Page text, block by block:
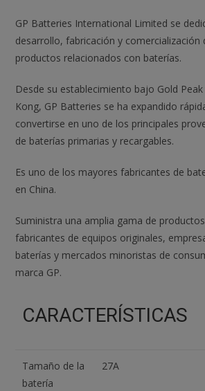
GP Batteries International Limited se
desarrollo, fabricación y comercialización
productos relacionados con baterías.
Desde su establecimiento bajo Gold
Kong, GP Batteries se ha expandido
convertirse en uno de los principales
de baterías primarias y recargables.
Es uno de los mayores fabricantes de
en China.
Suministra una amplia gama de
fabricantes de equipos originales,
baterías y mercados minoristas de
marca GP.
CARACTERÍSTICAS
Tamaño de la
batería
27A